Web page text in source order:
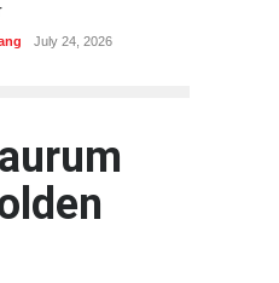
July 24, 2026